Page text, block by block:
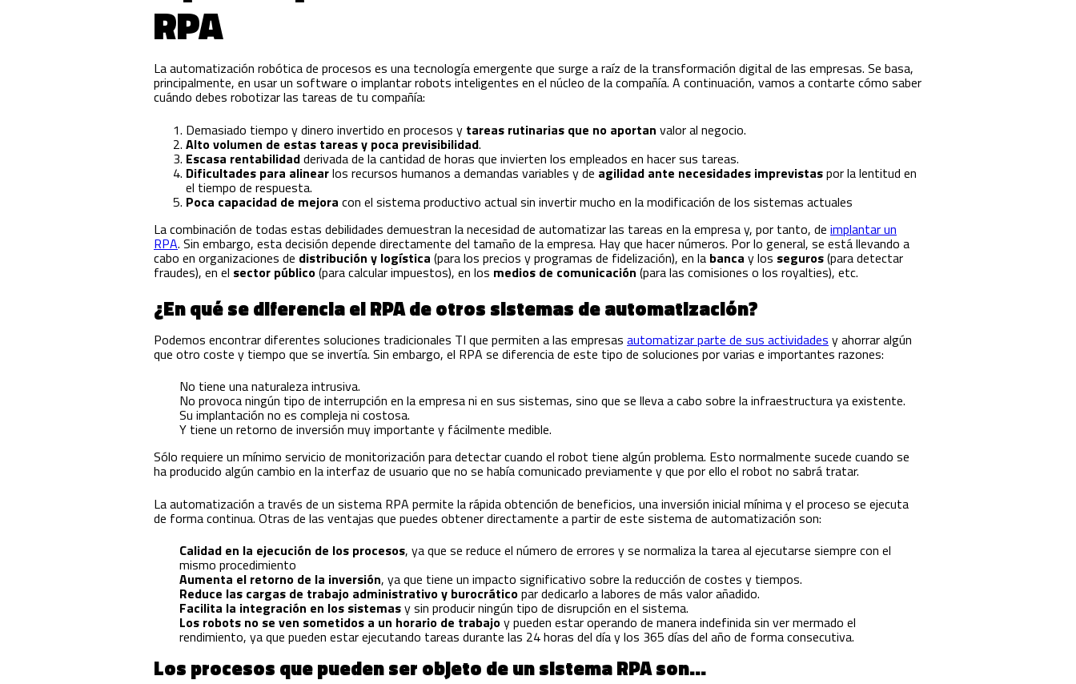
RPA
La automatización robótica de procesos es una tecnología emergente que surge a raíz de la transformación digital de las empresas. Se basa,
principalmente, en usar un software o implantar robots inteligentes en el núcleo de la compañía. A continuación, vamos a contarte cómo saber
cuándo debes robotizar las tareas de tu compañía:
Demasiado tiempo y dinero invertido en procesos y tareas rutinarias que no aportan valor al negocio.
Alto volumen de estas tareas y poca previsibilidad.
Escasa rentabilidadderivada de la cantidad de horas que invierten los empleados en hacer sus tareas.
Dificultades para alinearlos recursos humanos a demandas variables y de agilidad ante necesidades imprevistaspor la lentitud en
el tiempo de respuesta.
Poca capacidad de mejora con el sistema productivo actual sin invertir mucho en la modificación de los sistemas actuales
La combinación de todas estas debilidades demuestran la necesidad de automatizar las tareas en la empresa y, por tanto, de implantar un
RPA. Sin embargo, esta decisión depende directamente del tamaño de la empresa. Hay que hacer números. Por lo general, se está llevando a
cabo en organizaciones de distribución y logística (para los precios y programas de fidelización), en la banca y los seguros(para detectar
fraudes), en el sector público(para calcular impuestos), en los medios de comunicación (para las comisiones o los royalties), etc.
¿En qué se diferencia el RPA de otros sistemas de automatización?
Podemos encontrar diferentes soluciones tradicionales TI que permiten a las empresas automatizar parte de sus actividades y ahorrar algún
que otro coste y tiempo que se invertía. Sin embargo, el RPA se diferencia de este tipo de soluciones por varias e importantes razones:
No tiene una naturaleza intrusiva.
No provoca ningún tipo de interrupción en la empresa ni en sus sistemas, sino que se lleva a cabo sobre la infraestructura ya existente.
Su implantación no es compleja ni costosa.
Y tiene un retorno de inversión muy importante y fácilmente medible.
Sólo requiere un mínimo servicio de monitorización para detectar cuando el robot tiene algún problema. Esto normalmente sucede cuando se
ha producido algún cambio en la interfaz de usuario que no se había comunicado previamente y que por ello el robot no sabrá tratar.
La automatización a través de un sistema RPA permite la rápida obtención de beneficios, una inversión inicial mínima y el proceso se ejecuta
de forma continua. Otras de las ventajas que puedes obtener directamente a partir de este sistema de automatización son:
Calidad en la ejecución de los procesos, ya que se reduce el número de errores y se normaliza la tarea al ejecutarse siempre con el
mismo procedimiento
Aumenta el retorno de la inversión, ya que tiene un impacto significativo sobre la reducción de costes y tiempos.
Reduce las cargas de trabajo administrativo y burocráticopar dedicarlo a labores de más valor añadido.
Facilita la integración en los sistemasy sin producir ningún tipo de disrupción en el sistema.
Los robots no se ven sometidos a un horario de trabajoy pueden estar operando de manera indefinida sin ver mermado el
rendimiento, ya que pueden estar ejecutando tareas durante las 24 horas del día y los 365 días del año de forma consecutiva.
Los procesos que pueden ser objeto de un sistema RPA son…